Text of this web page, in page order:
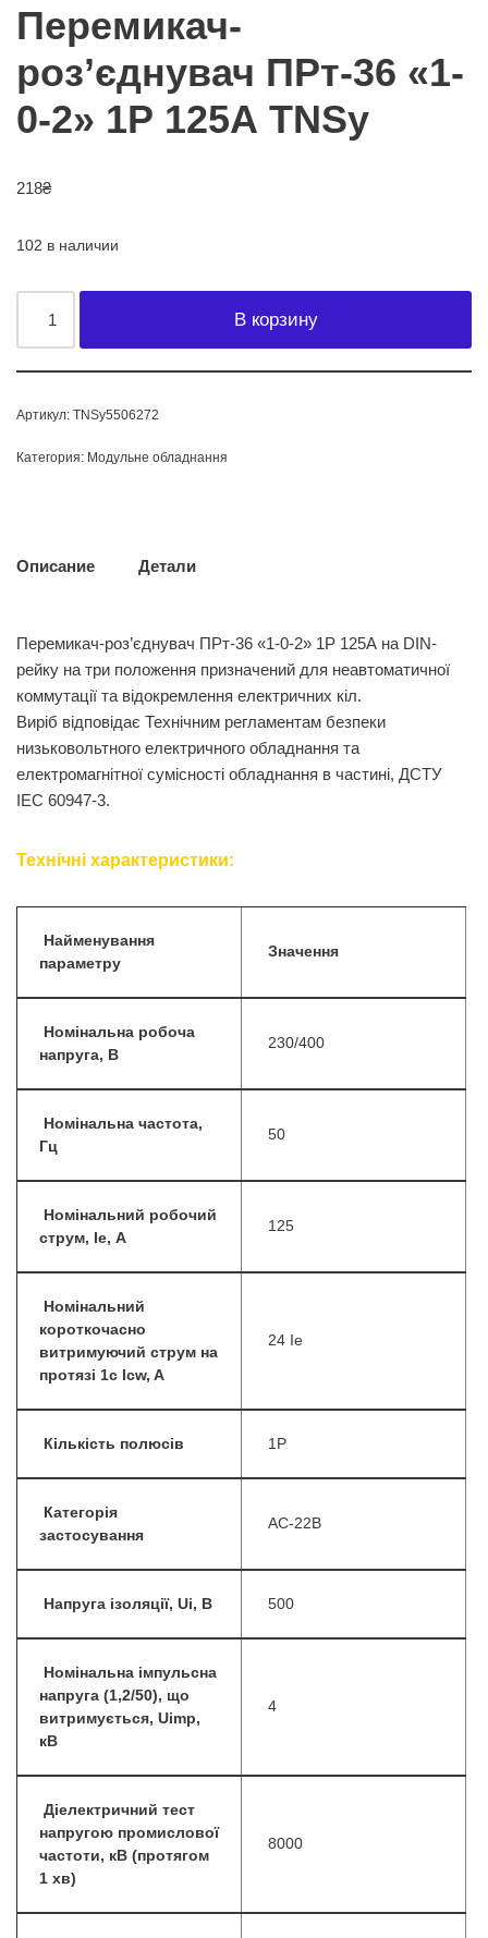
Перемикач-
роз’єднувач ПРт-36 «1-
0-2» 1Р 125А TNSy
218₴
102 в наличии
В корзину
Артикул: TNSy5506272
Категория: Модульне обладнання
Описание Детали
Перемикач-роз’єднувач ПРт-36 «1-0-2» 1Р 125А на DIN-
рейку на три положення призначений для неавтоматичної
коммутації та відокремлення електричних кіл.
Виріб відповідає Технічним регламентам безпеки
низьковольтного електричного обладнання та
електромагнітної сумісності обладнання в частині, ДСТУ
IEC 60947-3.
Технічні характеристики:
Найменування
параметру
Значення
Номінальна робоча
напруга, В
230/400
Номінальна частота,
Гц
50
Номінальний робочий
струм, Iе, А
125
Номінальний
короткочасно
витримуючий струм на
протязі 1с Icw, A
24 Ie
Кількість полюсів 1P
Категорія
застосування
АС-22B
Напруга ізоляції, Ui, В 500
Номінальна імпульсна
напруга (1,2/50), що
витримується, Uimp,
кВ
4
Діелектричний тест
напругою промислової
частоти, кВ (протягом
1 хв)
8000